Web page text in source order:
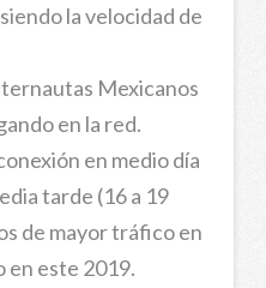
la velocidad de
Mexicanos
en la red.
en medio día
tarde (16 a 19
de mayor tráfico en
este 2019.